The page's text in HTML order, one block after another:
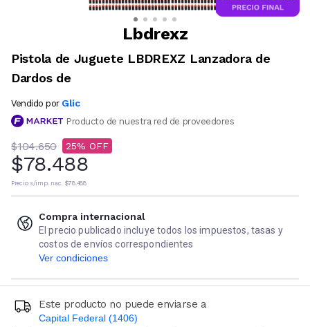
Lbdrexz
Pistola de Juguete LBDREXZ Lanzadora de
Dardos de
Vendido por Glic
Producto de nuestra red de proveedores
$104.650 25
$78.488
Precio s/imp. nac. $78.488
Compra internacional
El precio publicado incluye todos los impuestos, tasas y
costos de envíos correspondientes
Ver condiciones
Este producto no puede enviarse a
Capital Federal (1406)